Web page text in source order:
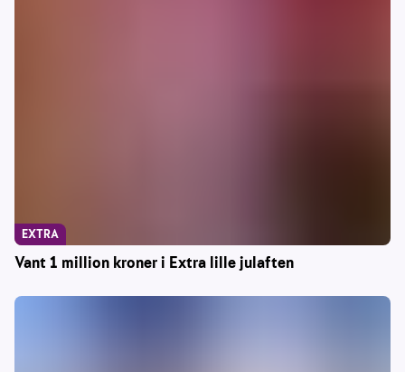
Vant 1 million kroner i Extra lille julaften
EXTRA